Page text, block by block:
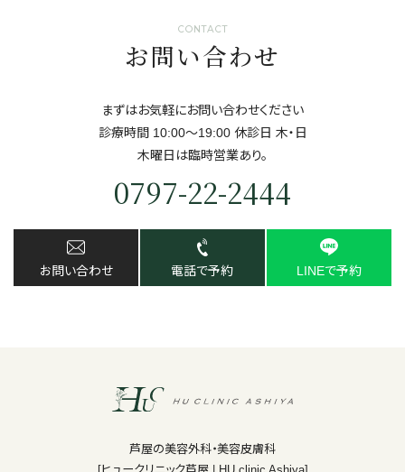
CONTACT
お問い合わせ
まずはお気軽にお問い合わせください
診療時間 10:00～19:00 休診日 ⽊・⽇
⽊曜日は臨時営業あり。
0797-22-2444
お問い合わせ 電話で予約 LINEで予約
芦屋の美容外科・美容皮膚科